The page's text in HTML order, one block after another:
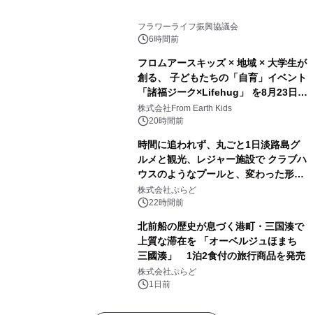
フラワーライフ振興協議会
6時間前
フロムアースキッズ × 地域 × 大学生が
創る、 子どもたちの「自育」イベント
「諸福ジーク×Lifehug」 を8月23日
(日)開催
株式会社From Earth Kids
20時間前
時間に追われず、丸ごと1日淡路島グ
ルメと観光、レジャー施設で クラブハ
ウスのようなプールと、変わった形の
サウナも 「THE BOXY AWAJI」のお
得な素泊まり連泊プランで
株式会社ぷらど
22時間前
北前船の歴史が息づく港町・三国湊で
上質な滞在を 「オーベルジュほまち
三國湊」 1泊2食付の旅行商品を発売
株式会社ぷらど
1日前